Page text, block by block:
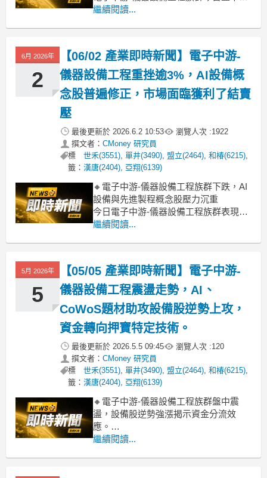
現疲弱，整體類股下跌2.21%，主要權值
望，資金輪動快速，未能帶動整體族群
向上。部分資金可能轉向其他題材或進
行獲利了結，導致整體表
繼續閱讀...
6月 2026年
2
【06/02 產業即時新聞】電子中游-
儀器設備工程重挫逾3%，AI設備概
念股普遍修正，市場面臨獲利了結賣
壓
最後更新於 2026.6.2 10:53 瀏覽人次 :1922
撰文者： CMoney 研究員
標
籤：
世禾(3551),單井(3490), 盟立(2464),和椿(6215),
漢唐(2404), 亞翔(6139)
🔸電子中游-儀器設備工程族群下跌，AI
設備與先進製程概念股壓力沉重
今日電子中游-儀器設備工程族群表現疲
軟，類股指數重挫3.68%，明顯跌幅顯示
等，盤中跌幅深重，拖累整體族群表
現。這波下跌主要受到先前漲多，以及
近期整體科技股獲
繼續閱讀...
5月 2026年
5
【05/05 產業即時新聞】電子中游-
儀器設備工程震盪走勢，AI、
CoWoS題材助攻設備股逆勢上攻，
資金轉向押寶特定技術。
最後更新於 2026.5.5 09:45 瀏覽人次 :120
撰文者： CMoney 研究員
標
籤：
世禾(3551),單井(3490), 盟立(2464),和椿(6215),
漢唐(2404), 亞翔(6139)
🔸電子中游-儀器設備工程族群盤中震
盪，設備股逆勢強漲揭示資金分流效
應。
電子中游-儀器設備工程族群今日盤中呈
繼續閱讀...